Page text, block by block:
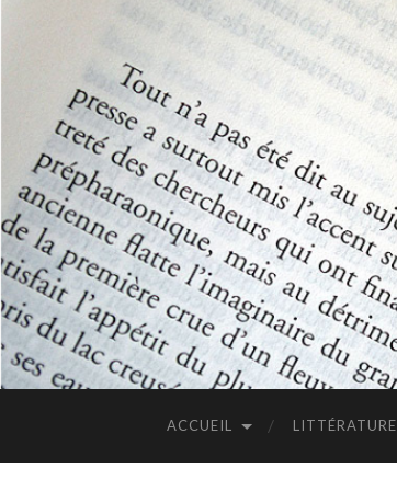
ACCUEIL LITTÉRATURE